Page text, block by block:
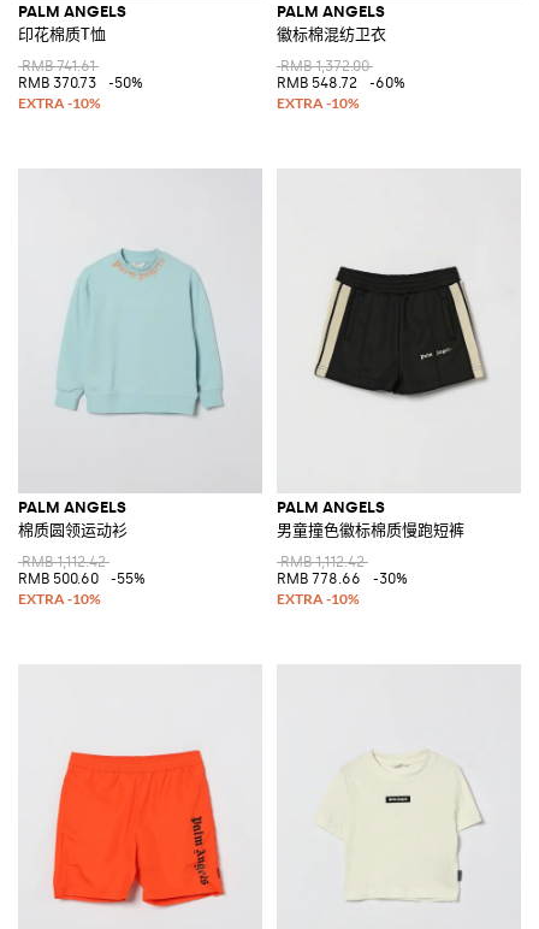
PALM ANGELS
印花棉质T恤
RMB 741.61
RMB 370.73
-50%
PALM ANGELS
徽标棉混纺卫衣
RMB 1,372.00
RMB 548.72
-60%
PALM ANGELS
棉质圆领运动衫
RMB 1,112.42
RMB 500.60
-55%
PALM ANGELS
男童撞色徽标棉质慢跑短裤
RMB 1,112.42
RMB 778.66
-30%